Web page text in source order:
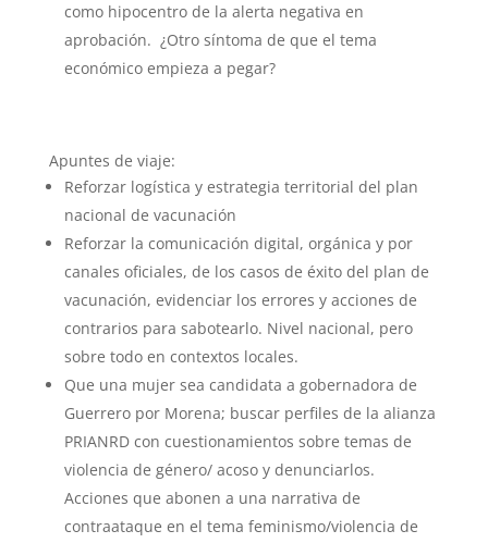
como hipocentro de la alerta negativa en
aprobación. ¿Otro síntoma de que el tema
económico empieza a pegar?
Apuntes de viaje:
Reforzar logística y estrategia territorial del plan
nacional de vacunación
Reforzar la comunicación digital, orgánica y por
canales oficiales, de los casos de éxito del plan de
vacunación, evidenciar los errores y acciones de
contrarios para sabotearlo. Nivel nacional, pero
sobre todo en contextos locales.
Que una mujer sea candidata a gobernadora de
Guerrero por Morena; buscar perfiles de la alianza
PRIANRD con cuestionamientos sobre temas de
violencia de género/ acoso y denunciarlos.
Acciones que abonen a una narrativa de
contraataque en el tema feminismo/violencia de